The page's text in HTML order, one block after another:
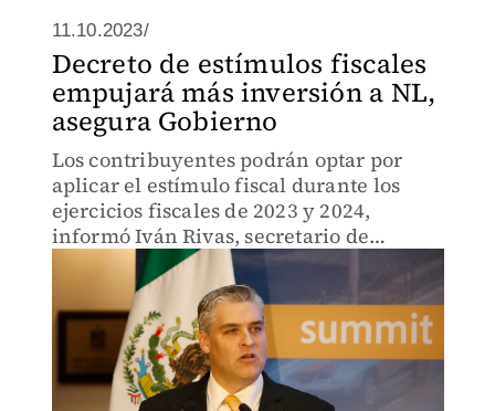
11.10.2023/
Decreto de estímulos fiscales
empujará más inversión a NL,
asegura Gobierno
Los contribuyentes podrán optar por
aplicar el estímulo fiscal durante los
ejercicios fiscales de 2023 y 2024,
informó Iván Rivas, secretario de
Economía.